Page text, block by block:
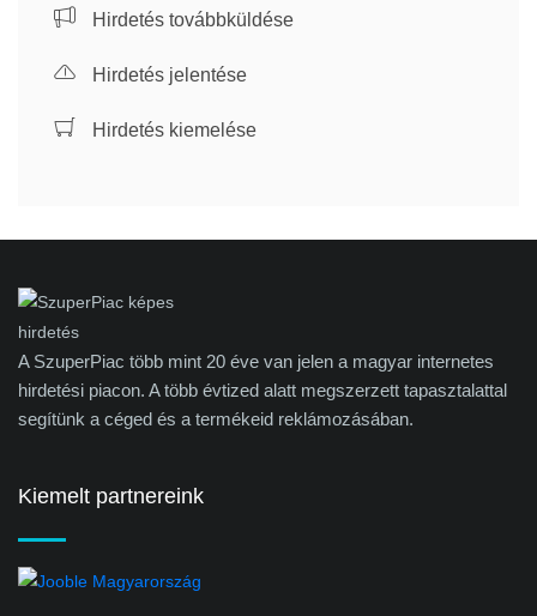
Hirdetés továbbküldése
Hirdetés jelentése
Hirdetés kiemelése
A SzuperPiac több mint 20 éve van jelen a magyar internetes
hirdetési piacon. A több évtized alatt megszerzett tapasztalattal
segítünk a céged és a termékeid reklámozásában.
Kiemelt partnereink